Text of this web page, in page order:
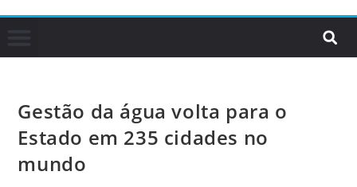
Gestão da água volta para o
Estado em 235 cidades no
mundo